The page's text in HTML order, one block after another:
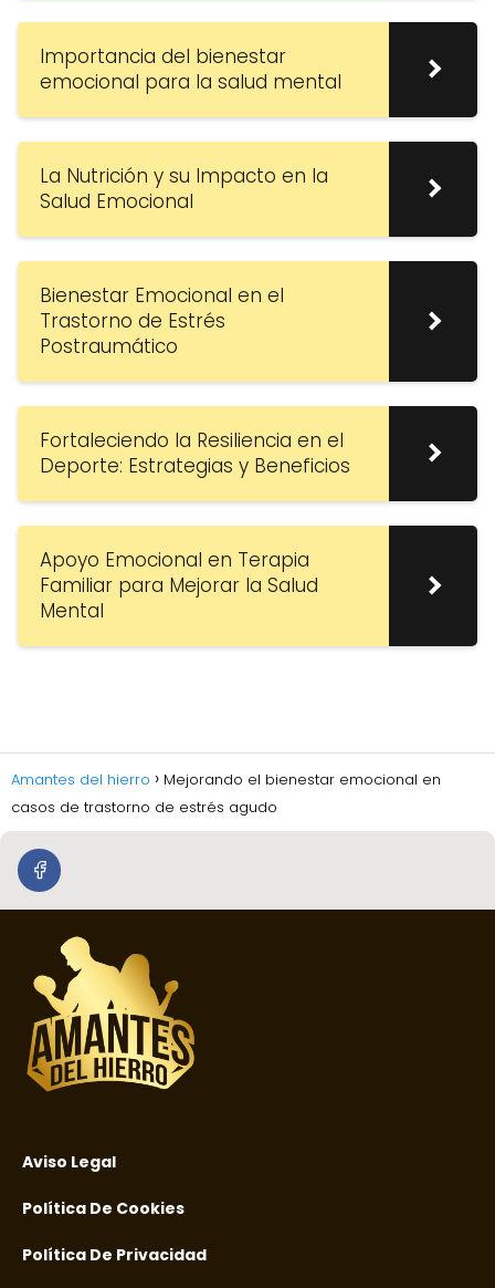
Importancia del bienestar
emocional para la salud mental
La Nutrición y su Impacto en la
Salud Emocional
Bienestar Emocional en el
Trastorno de Estrés
Postraumático
Fortaleciendo la Resiliencia en el
Deporte: Estrategias y Beneficios
Apoyo Emocional en Terapia
Familiar para Mejorar la Salud
Mental
Amantes del hierro
Mejorando el bienestar emocional en
casos de trastorno de estrés agudo
Aviso Legal
Política De Cookies
Política De Privacidad